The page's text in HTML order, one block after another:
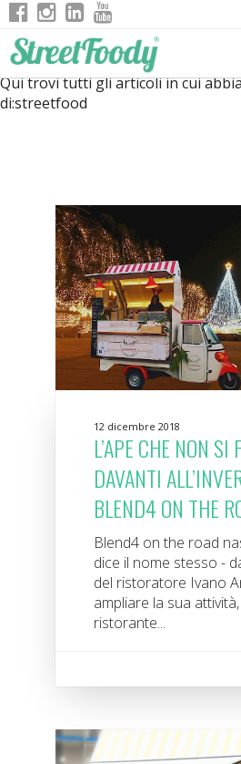
Qui trovi tutti gli articoli in cui
di:streetfood
12 dicembre 2018
L’APE CHE NON SI
DAVANTI
BLEND4 ON THE
Blend4 on the road
dice il nome stesso -
del ristoratore Ivano
ampliare la sua attività,
ristorante...